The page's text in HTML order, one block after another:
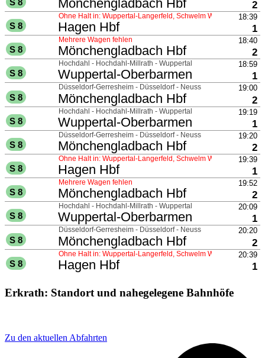
Erkrath: Standort und nahegelegene Bahnhöfe
Zu den aktuellen Abfahrten